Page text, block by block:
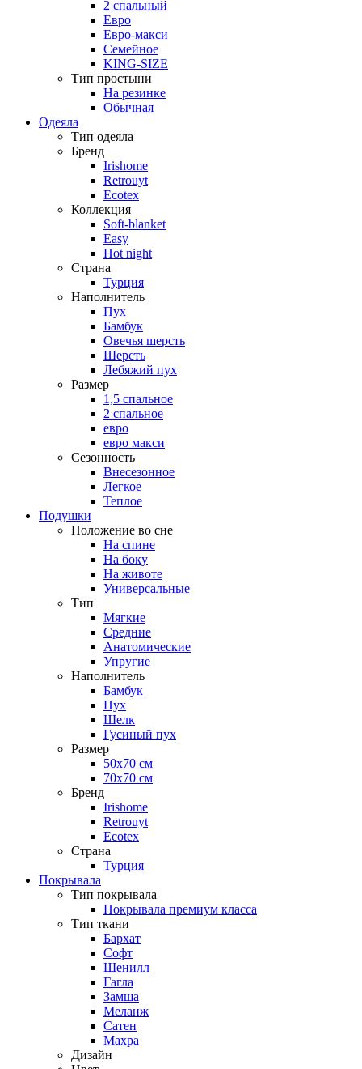
2 спальный
Евро
Евро-макси
Семейное
KING-SIZE
Тип простыни
На резинке
Обычная
Одеяла
Тип одеяла
Бренд
Irishome
Retrouyt
Ecotex
Коллекция
Soft-blanket
Easy
Hot night
Страна
Турция
Наполнитель
Пух
Бамбук
Овечья шерсть
Шерсть
Лебяжий пух
Размер
1,5 спальное
2 спальное
евро
евро макси
Сезонность
Внесезонное
Легкое
Теплое
Подушки
Положение во сне
На спине
На боку
На животе
Универсальные
Тип
Мягкие
Средние
Анатомические
Упругие
Наполнитель
Бамбук
Пух
Шелк
Гусиный пух
Размер
50х70 см
70х70 см
Бренд
Irishome
Retrouyt
Ecotex
Cтрана
Турция
Покрывала
Тип покрывала
Покрывала премиум класса
Тип ткани
Бархат
Софт
Шенилл
Гагла
Замша
Меланж
Сатен
Махра
Дизайн